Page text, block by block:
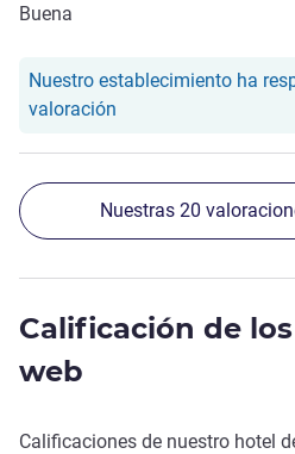
Buena
Nuestro establecimiento ha
valoración
Nuestras 20
Calificación de
web
Calificaciones de nuestro hotel